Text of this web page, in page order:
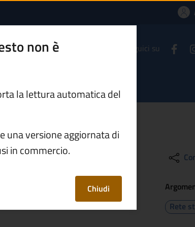
Ordinanza
Seguici su
Gruppo FS Italiane
non è
la lettura automatica del
una versione aggiornata di
in commercio.
Chiudi
Rete